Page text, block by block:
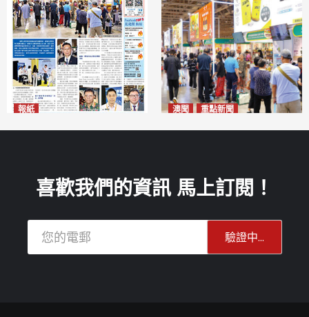
報紙 澳聞 重點新聞
2026-08-10
喜歡我們的資訊 馬上訂閱！